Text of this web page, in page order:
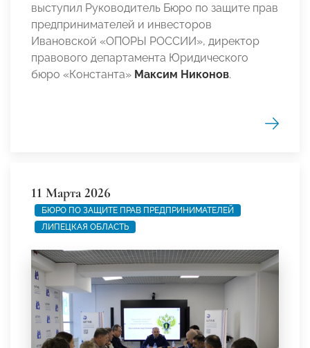
выступил Руководитель Бюро по защите прав
предпринимателей и инвесторов
Ивановской «ОПОРЫ РОССИИ», директор
правового департамента Юридического
бюро «Константа» Максим Никонов.
11 Марта 2026
БЮРО ПО ЗАЩИТЕ ПРАВ ПРЕДПРИНИМАТЕЛЕЙ
ЛИПЕЦКАЯ ОБЛАСТЬ